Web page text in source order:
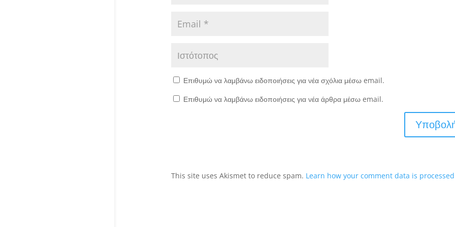
Επιθυμώ να λαμβάνω ειδοποιήσεις για νέα σχόλια μέσω email.
Επιθυμώ να λαμβάνω ειδοποιήσεις για νέα άρθρα μέσω email.
This site uses Akismet to reduce spam. Learn how your comment data is